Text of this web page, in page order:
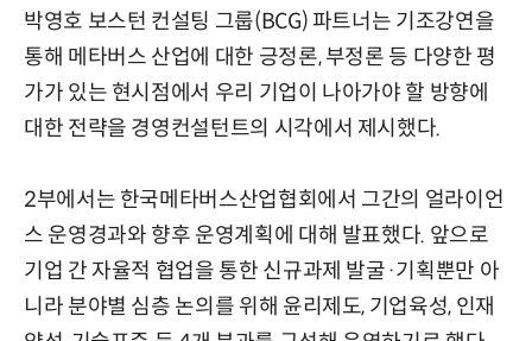
박영호 보스턴 컨설팅 그룹(BCG) 파트너는 기조강연을
통해 메타버스 산업에 대한 긍정론, 부정론 등 다양한 평
가가 있는 현시점에서 우리 기업이 나아가야 할 방향에
대한 전략을 경영컨설턴트의 시각에서 제시했다.
2부에서는 한국메타버스산업협회에서 그간의 얼라이언
스 운영경과와 향후 운영계획에 대해 발표했다. 앞으로
기업 간 자율적 협업을 통한 신규과제 발굴·기획뿐만 아
니라 분야별 심층 논의를 위해 윤리제도, 기업육성, 인재